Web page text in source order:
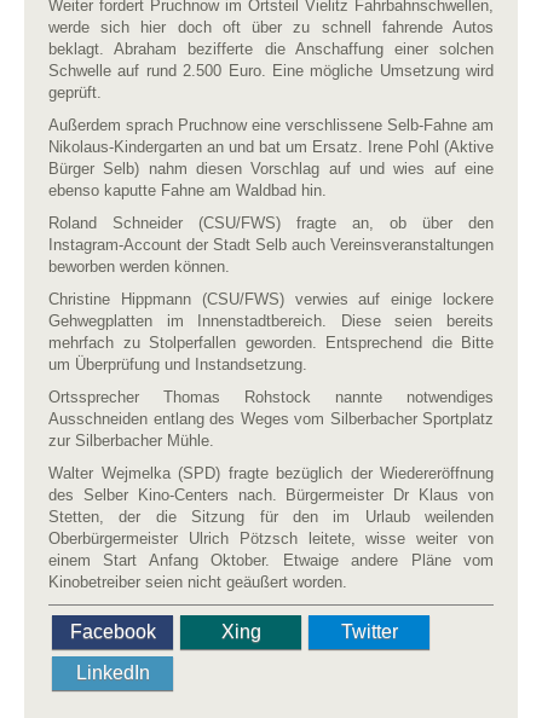
Weiter fordert Pruchnow im Ortsteil Vielitz Fahrbahnschwellen,
werde sich hier doch oft über zu schnell fahrende Autos
beklagt. Abraham bezifferte die Anschaffung einer solchen
Schwelle auf rund 2.500 Euro. Eine mögliche Umsetzung wird
geprüft.
Außerdem sprach Pruchnow eine verschlissene Selb-Fahne am
Nikolaus-Kindergarten an und bat um Ersatz. Irene Pohl (Aktive
Bürger Selb) nahm diesen Vorschlag auf und wies auf eine
ebenso kaputte Fahne am Waldbad hin.
Roland Schneider (CSU/FWS) fragte an, ob über den
Instagram-Account der Stadt Selb auch Vereinsveranstaltungen
beworben werden können.
Christine Hippmann (CSU/FWS) verwies auf einige lockere
Gehwegplatten im Innenstadtbereich. Diese seien bereits
mehrfach zu Stolperfallen geworden. Entsprechend die Bitte
um Überprüfung und Instandsetzung.
Ortssprecher Thomas Rohstock nannte notwendiges
Ausschneiden entlang des Weges vom Silberbacher Sportplatz
zur Silberbacher Mühle.
Walter Wejmelka (SPD) fragte bezüglich der Wiedereröffnung
des Selber Kino-Centers nach. Bürgermeister Dr Klaus von
Stetten, der die Sitzung für den im Urlaub weilenden
Oberbürgermeister Ulrich Pötzsch leitete, wisse weiter von
einem Start Anfang Oktober. Etwaige andere Pläne vom
Kinobetreiber seien nicht geäußert worden.
Facebook Xing
Twitter
LinkedIn